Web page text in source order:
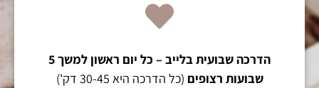
הדרכה שבועית בלייב – כל יום ראשון למשך 5
שבועות רצופים (כל הדרכה היא 30-45 דק')